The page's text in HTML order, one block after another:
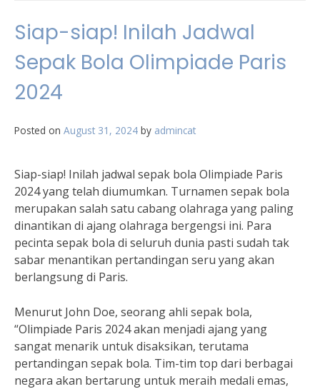
Siap-siap! Inilah Jadwal
Sepak Bola Olimpiade Paris
2024
Posted on August 31, 2024 by admincat
Siap-siap! Inilah jadwal sepak bola Olimpiade Paris
2024 yang telah diumumkan. Turnamen sepak bola
merupakan salah satu cabang olahraga yang paling
dinantikan di ajang olahraga bergengsi ini. Para
pecinta sepak bola di seluruh dunia pasti sudah tak
sabar menantikan pertandingan seru yang akan
berlangsung di Paris.
Menurut John Doe, seorang ahli sepak bola,
“Olimpiade Paris 2024 akan menjadi ajang yang
sangat menarik untuk disaksikan, terutama
pertandingan sepak bola. Tim-tim top dari berbagai
negara akan bertarung untuk meraih medali emas,